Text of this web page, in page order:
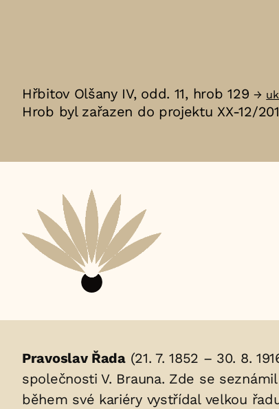
Hřbitov Olšany IV, odd. 11, hrob 129 →
Hrob byl zařazen do projektu XX-12/
Životopis
osoby/osob
Pravoslav Řada(21. 7. 1852 – 30. 8.
společnosti V. Brauna. Zde se
během své kariéry vystřídal velkou